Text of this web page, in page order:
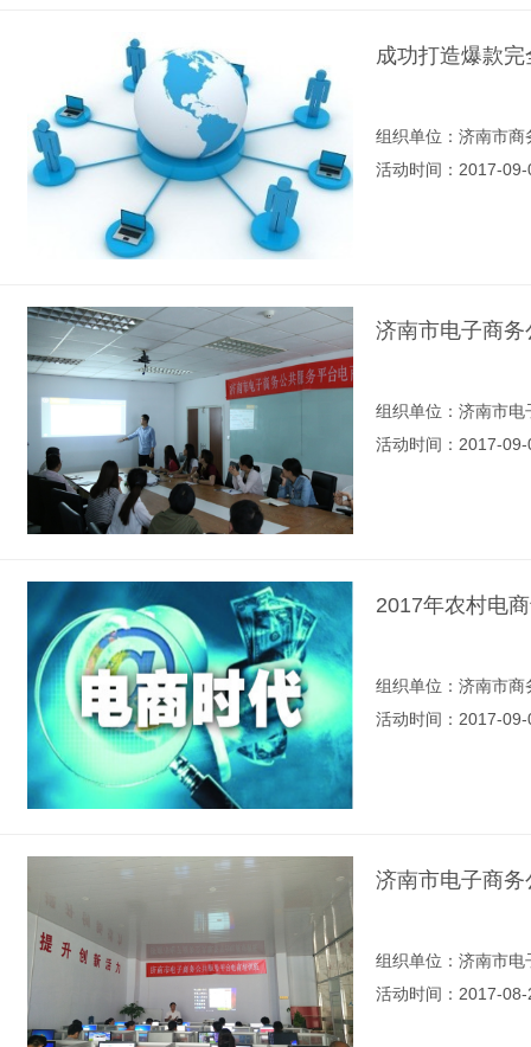
成功打造爆款完
组织单位：济南市商
活动时间：2017-09-
济南市电子商
组织单位：济南市
活动时间：2017-09-
2017年农村电
组织单位：济南市商
活动时间：2017-09-
济南市电子商
组织单位：济南市
活动时间：2017-08-